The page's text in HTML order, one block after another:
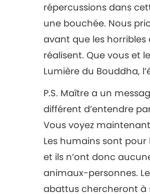
répercussions dans
une bouchée. Nous
avant que les horribles
réalisent. Que vous et
Lumière du Bouddha,
P.S. Maître a un
différent d’entendre
Vous voyez
Les humains sont
et ils n’ont donc
animaux-personnes.
abattus chercheront à